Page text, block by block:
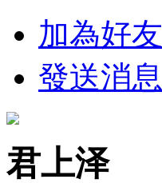
加為好友
發送消息
君上泽